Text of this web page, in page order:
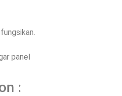
panel
: